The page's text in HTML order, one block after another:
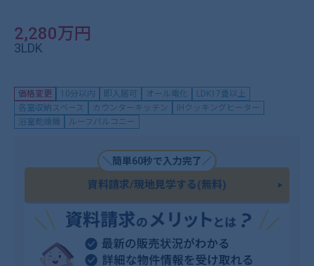
2,280万円
3LDK
価格変更 10分以内 即入居可 オール電化
LDK17畳以上
各室収納スペース
カウンターキッチン
IHクッキングヒーター
浴室乾燥機
ルーフバルコニー
＼簡単60秒で入力完了／
資料請求/現地見学する(無料)